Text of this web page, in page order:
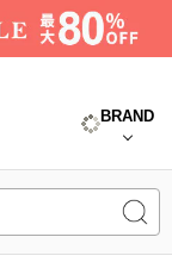
BRAND